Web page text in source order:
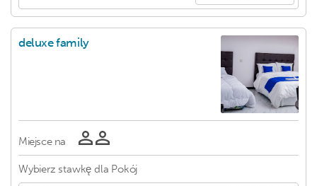
deluxe family
Miejsce na
Wybierz stawkę dla Pokój